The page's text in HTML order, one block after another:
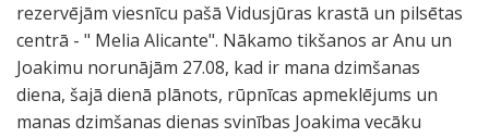
rezervējām viesnīcu pašā Vidusjūras krastā un pilsētas
centrā - " Melia Alicante". Nākamo tikšanos ar Anu un
Joakimu norunājām 27.08, kad ir mana dzimšanas
diena, šajā dienā plānots, rūpnīcas apmeklējums un
manas dzimšanas dienas svinības Joakima vecāku